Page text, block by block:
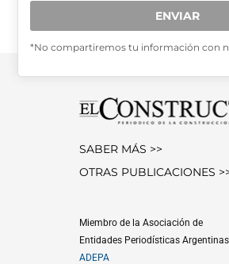
SABER MÁS >>
OTRAS PUBLICACIONES
Miembro de la Asociación de
Entidades Periodísticas Argentinas
ADEPA
ENVIAR
*No compartiremos tu información con